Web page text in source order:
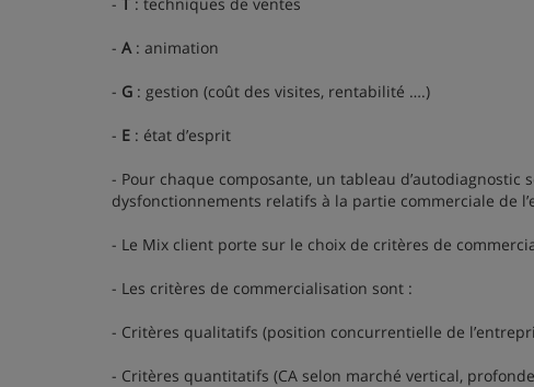
- A: animation
- G : gestion (coût des visites, rentabilité ….)
- E : état d’esprit
- Pour chaque composante, un tableau
dysfonctionnements relatifs à la partie commerciale de
- Le Mix client porte sur le choix de critères de
- Les critères de commercialisation sont :
- Critères qualitatifs (position concurrentielle de
- Critères quantitatifs (CA selon marché vertical,